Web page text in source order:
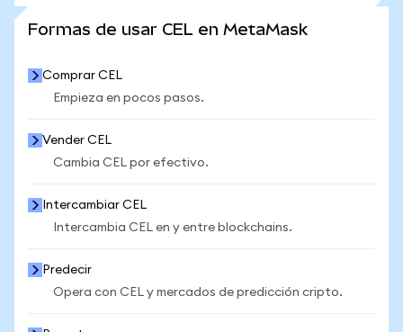
Formas de usar CEL en MetaMask
Comprar CEL
Empieza en pocos pasos.
Vender CEL
Cambia CEL por efectivo.
Intercambiar CEL
Intercambia CEL en y entre blockchains.
Predecir
Opera con CEL y mercados de predicción cripto.